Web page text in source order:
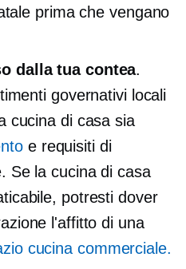
prima che vengano
dalla tua contea.
governativi locali
cucina di casa sia
e requisiti di
Se la cucina di casa
potresti dover
l'affitto di una
cucina commerciale.